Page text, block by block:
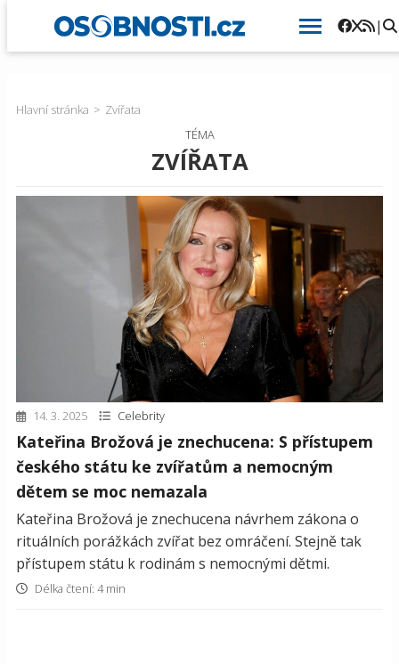
|
Hlavní stránka
Zvířata
TÉMA
ZVÍŘATA
14. 3. 2025 Celebrity
Kateřina Brožová je znechucena: S přístupem
českého státu ke zvířatům a nemocným
dětem se moc nemazala
Kateřina Brožová je znechucena návrhem zákona o
rituálních porážkách zvířat bez omráčení. Stejně tak
přístupem státu k rodinám s nemocnými dětmi.
Délka čtení: 4 min